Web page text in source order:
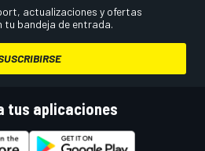
actualizaciones y ofertas
tu bandeja de entrada.
tus aplicaciones